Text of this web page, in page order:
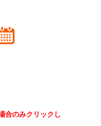
合のみクリックし